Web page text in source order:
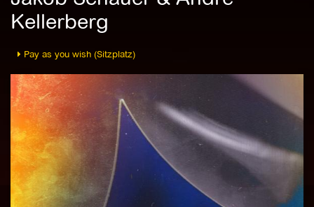
Kellerberg
Pay as you wish (Sitzplatz)